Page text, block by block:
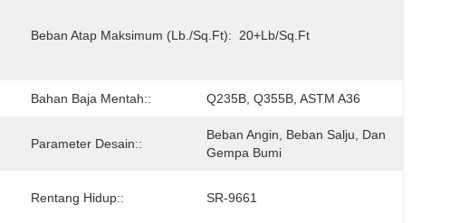
Beban Atap Maksimum (lb./sq.ft): 20+lb/sq.ft
Bahan Baja Mentah:: Q235B, Q355B, ASTM A36
Parameter Desain::
Beban Angin, Beban Salju, Dan
Gempa Bumi
Rentang Hidup:: SR-9661